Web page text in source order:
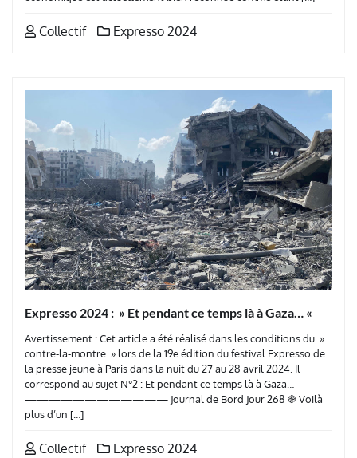
Collectif Expresso 2024
Expresso 2024 : » Et pendant ce temps là à Gaza… «
Avertissement : Cet article a été réalisé dans les conditions du »
contre-la-montre » lors de la 19e édition du festival Expresso de
la presse jeune à Paris dans la nuit du 27 au 28 avril 2024. Il
correspond au sujet N°2 : Et pendant ce temps là à Gaza…
———————————— Journal de Bord Jour 268 ֎ Voilà
plus d’un […]
Collectif Expresso 2024